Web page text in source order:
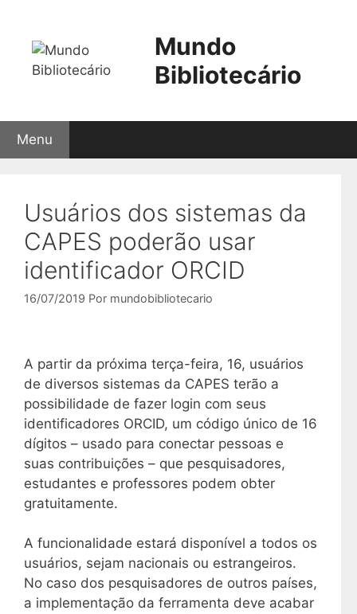
conteúdo
Mundo
Bibliotecário
Menu
Usuários dos sistemas da
CAPES poderão usar
identificador ORCID
16/07/2019 Por mundobibliotecario
A partir da próxima terça-feira, 16, usuários
de diversos sistemas da CAPES terão a
possibilidade de fazer login com seus
identificadores ORCID, um código único de 16
dígitos – usado para conectar pessoas e
suas contribuições – que pesquisadores,
estudantes e professores podem obter
gratuitamente.
A funcionalidade estará disponível a todos os
usuários, sejam nacionais ou estrangeiros.
No caso dos pesquisadores de outros países,
a implementação da ferramenta deve acabar